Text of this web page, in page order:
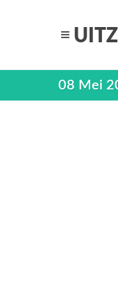
08 Mei